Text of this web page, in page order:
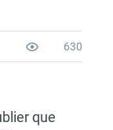
630
que